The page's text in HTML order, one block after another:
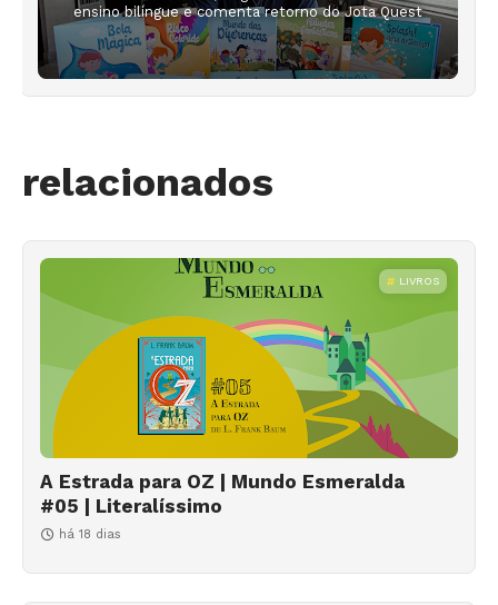
ensino bilíngue e comenta retorno do Jota Quest
relacionados
LIVROS
A Estrada para OZ | Mundo Esmeralda
#05 | Literalíssimo
há 18 dias